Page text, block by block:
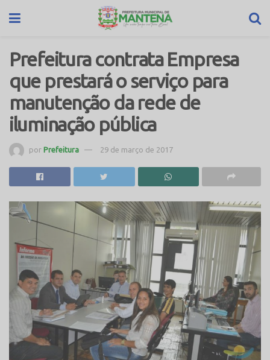
Prefeitura contrata Empresa
que prestará o serviço para
manutenção da rede de
iluminação pública
por Prefeitura 29 de março de 2017